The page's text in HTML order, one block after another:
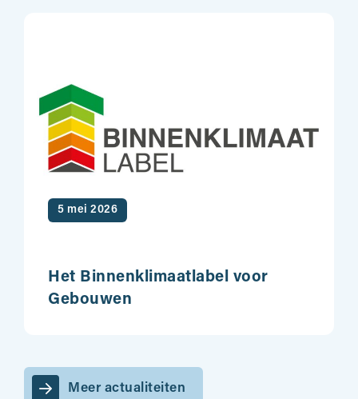
5 mei 2026
Het Binnenklimaatlabel voor
Gebouwen
Meer actualiteiten